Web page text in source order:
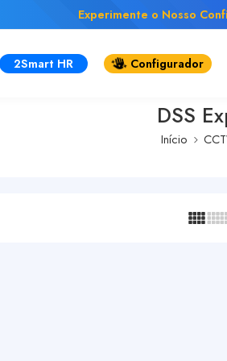
Experimente o Nosso
2Smart HR Configurador
DSS
Início